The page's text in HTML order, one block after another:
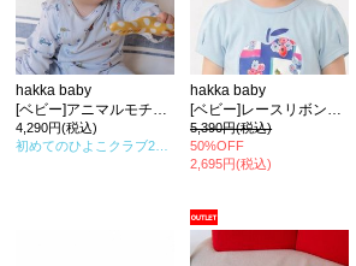
hakka baby
4,290円(税込)
掲載
hakka baby
5,390円(税込)
50%OFF
2,695円(税込)